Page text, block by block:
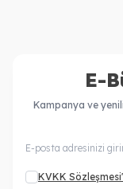
E-
Kampanya ve
KVKK